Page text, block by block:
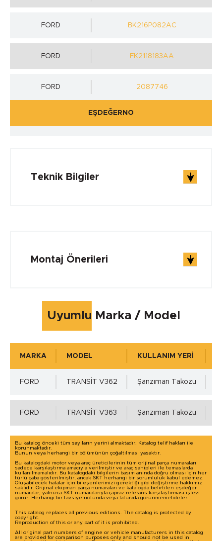
FORD BK216P082AC
FORD FK2118183AA
FORD 2087746
EŞDEĞERNO
Teknik Bilgiler
Çalışma Sıcaklığı max.
Çalışma Basıncı
0.00 mm.
Mil Toleransı - ISO h11 max.
0.00 mm.
Montaj Önerileri
Detaylı incelemek için tıklayınız!
Uyumlu Marka / Model
MARKA MODEL KULLANIM YERİ
FORD TRANSİT V362 Şanzıman Takozu
FORD TRANSİT V363 Şanzıman Takozu
Bu katalog önceki tüm sayıların yerini almaktadır. Katalog telif hakları ile
korunmaktadır.
Bunun veya herhangi bir bölümünün çoğaltılması yasaktır.
Bu katalogdaki motor veya araç üreticilerinin tüm orijinal parça numaraları
sadece karşılaştırma amacıyla verilmiştir ve araç sahipleri ile temaslarda
kullanılmamalıdır. Bu katalogdaki bilgilerin basım anında doğru olması için her
türlü çaba gösterilmiştir, ancak SKT herhangi bir sorumluluk kabul edemez.
Oluşabilecek hatalar için bileşenlerimizi gerektiği gibi değiştirme hakkımız
saklıdır. Orijinal ekipman parça numaraları ve katalogda belirtilen eşdeğer
numaralar, yalnızca SKT numaralarıyla çapraz referans karşılaştırması işlevi
görür. Herhangi bir tavsiye notunda veya faturada görünmemelidirler.
This catalog replaces all previous editions. The catalog is protected by
copyright.
Reproduction of this or any part of it is prohibited.
All original part numbers of engine or vehicle manufacturers in this catalog
are provided for comparison purposes only and should not be used in